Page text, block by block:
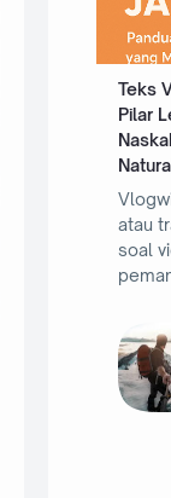
Teks
Pilar
atau
soal